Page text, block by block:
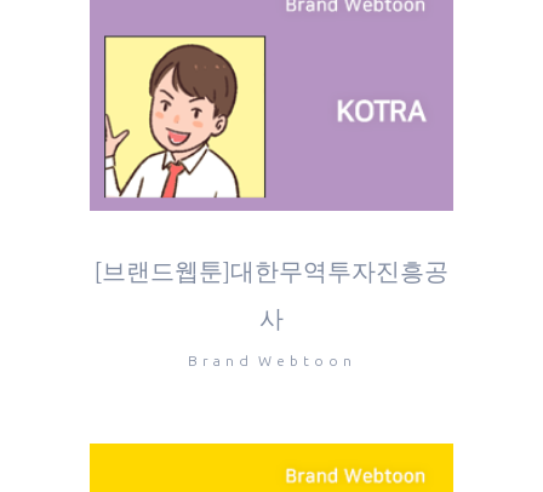
[브랜드웹툰]대한무역투자진흥공
사
Brand Webtoon